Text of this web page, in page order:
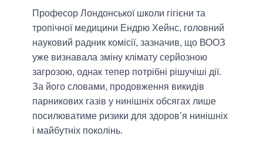
Професор Лондонської школи гігієни та
тропічної медицини Ендрю Хейнс, головний
науковий радник комісії, зазначив, що ВООЗ
уже визнавала зміну клімату серйозною
загрозою, однак тепер потрібні рішучіші дії.
За його словами, продовження викидів
парникових газів у нинішніх обсягах лише
посилюватиме ризики для здоров’я нинішніх
і майбутніх поколінь.